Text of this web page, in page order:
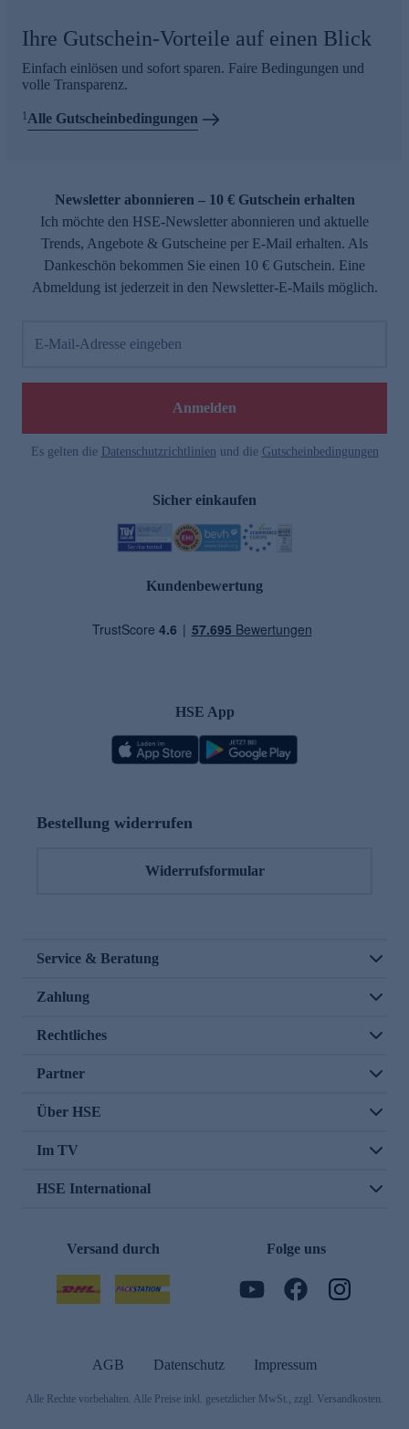
Ihre Gutschein-Vorteile auf einen Blick
Einfach einlösen und sofort sparen. Faire Bedingungen und
volle Transparenz.
1 Alle Gutscheinbedingungen
Newsletter abonnieren – 10 € Gutschein erhalten
Ich möchte den HSE-Newsletter abonnieren und aktuelle
Trends, Angebote & Gutscheine per E-Mail erhalten. Als
Dankeschön bekommen Sie einen 10 € Gutschein. Eine
Abmeldung ist jederzeit in den Newsletter-E-Mails möglich.
E-Mail-Adresse eingeben
Anmelden
Es gelten die Datenschutzrichtlinien und die Gutscheinbedingungen
Sicher einkaufen
Kundenbewertung
HSE App
Bestellung widerrufen
Widerrufsformular
Service & Beratung
Zahlung
Rechtliches
Partner
Über HSE
Im TV
HSE International
Versand durch Folge uns
AGB Datenschutz Impressum
Alle Rechte vorbehalten. Alle Preise inkl. gesetzlicher MwSt., zzgl. Versandkosten.